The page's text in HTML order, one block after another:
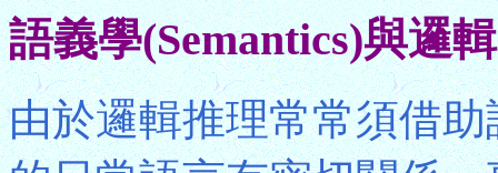
語義學(Semantics)與邏
由於邏輯推理常常須借